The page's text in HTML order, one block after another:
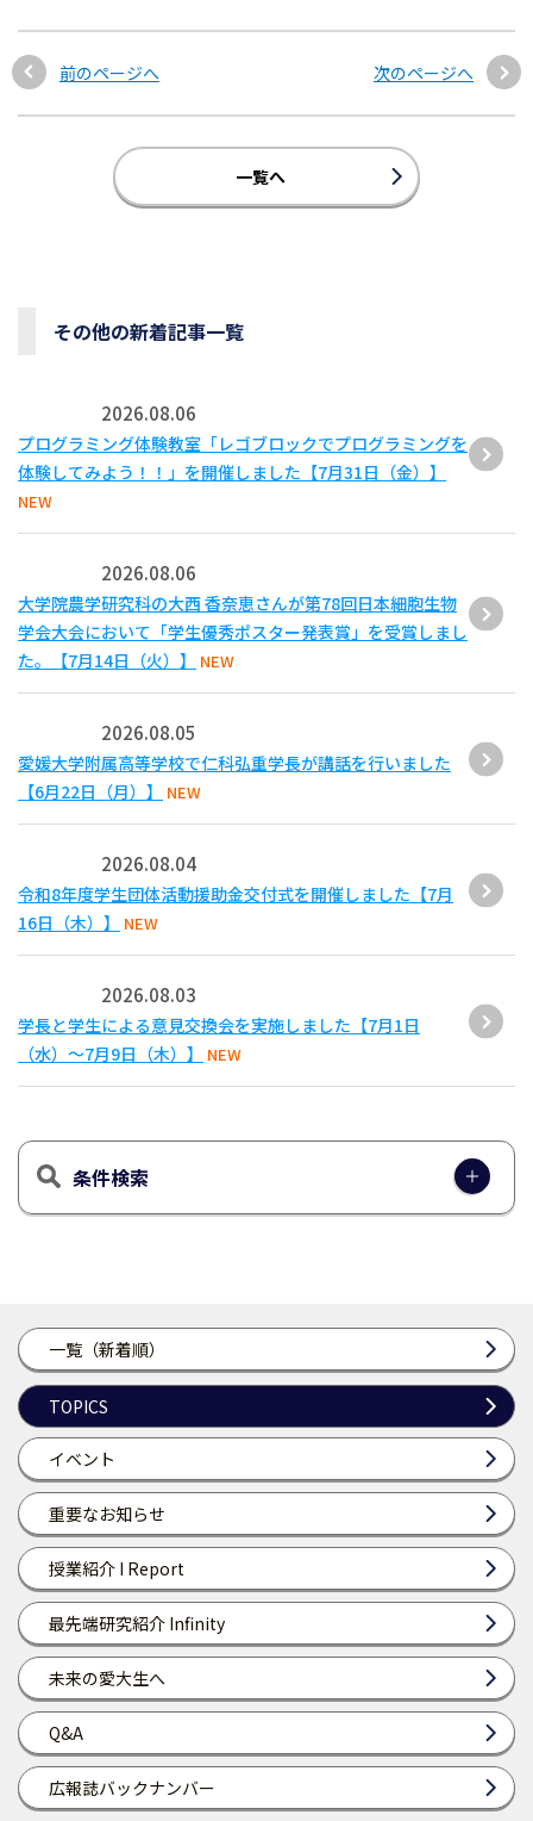
一覧（新着順）
TOPICS
イベント
重要なお知らせ
授業紹介 I Report
最先端研究紹介 Infinity
未来の愛大生へ
Q&A
広報誌バックナンバー
前のページへ 次のページへ
一覧へ
その他の新着記事一覧
2026.08.06
プログラミング体験教室「レゴブロックでプログラミングを
体験してみよう！！」を開催しました【7月31日（金）】
NEW
2026.08.06
大学院農学研究科の大西 香奈恵さんが第78回日本細胞生物
学会大会において「学生優秀ポスター発表賞」を受賞しまし
た。【7月14日（火）】
NEW
2026.08.05
愛媛大学附属高等学校で仁科弘重学長が講話を行いました
【6月22日（月）】
NEW
2026.08.04
令和8年度学生団体活動援助金交付式を開催しました【7月
16日（木）】
NEW
2026.08.03
学長と学生による意見交換会を実施しました【7月1日
（水）～7月9日（木）】
NEW
条件検索